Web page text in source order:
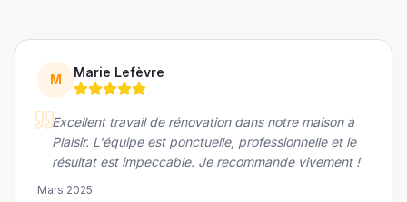
M Marie Lefèvre
Excellent travail de rénovation dans notre maison à
Plaisir. L'équipe est ponctuelle, professionnelle et le
résultat est impeccable. Je recommande vivement !
Mars 2025